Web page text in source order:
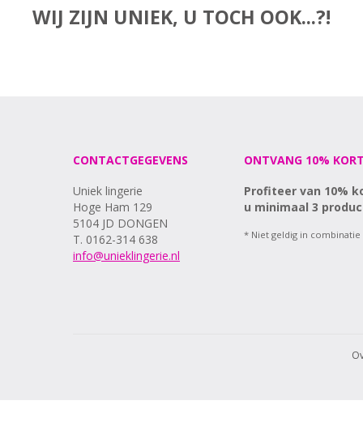
WIJ ZIJN UNIEK, U TOCH OOK...?!
CONTACTGEGEVENS
Uniek lingerie
Hoge Ham 129
5104 JD DONGEN
T. 0162-314 638
info@unieklingerie.nl
ONTVANG 10%
Profiteer van 10%
u minimaal 3
* Niet geldig in